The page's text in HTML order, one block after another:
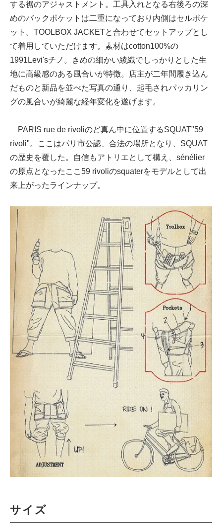
する裾のアジャストメント。工具入れとなる右後ろの深
めのバックポケットは二重になっており内側はセルポケ
ット。TOOLBOX JACKETと合わせてセットアップとし
て着用していただけます。素材はcotton100%の
1991Levi'sチノ。きめの細かい綾織でしっかりとした生
地に高級感のある風合いが特徴。店主が二年間履き込ん
だものと新品を並べた写真の通り、起毛されパッカリン
グの風合いが綺麗な経年変化を遂げます。
PARIS rue de rivoliのど真ん中に位置するSQUAT"59
rivoli"。ここはパリ市公認、合法の場所となり、SQUAT
の歴史を覆した。自信もアトリエとして構え、sénélier
の原点となったここ59 rivoliのsquaterをモデルとして出
来上がったラインナップ。
サイズ